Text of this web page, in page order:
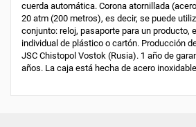
cuerda automática. Corona atornillada
20 atm (200 metros), es decir, se puede
conjunto: reloj, pasaporte para un producto,
individual de plástico o cartón. Producción
JSC Chistopol Vostok (Rusia). 1 año de
años. La caja está hecha de acero